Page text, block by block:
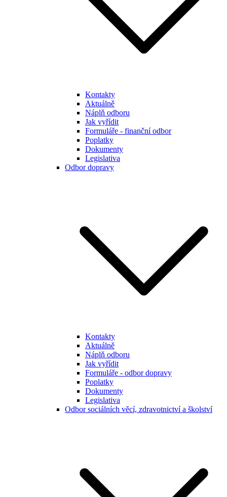
Kontakty
Aktuálně
Náplň odboru
Jak vyřídit
Formuláře - finanční odbor
Poplatky
Dokumenty
Legislativa
Odbor dopravy
Kontakty
Aktuálně
Náplň odboru
Jak vyřídit
Formuláře - odbor dopravy
Poplatky
Dokumenty
Legislativa
Odbor sociálních věcí, zdravotnictví a školství